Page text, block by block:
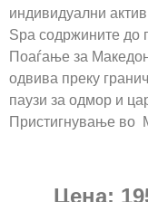
индивидуални
Spa содржините до
Поаѓање за
одвива преку
паузи за одмор и
Пристигнување во
Цена: